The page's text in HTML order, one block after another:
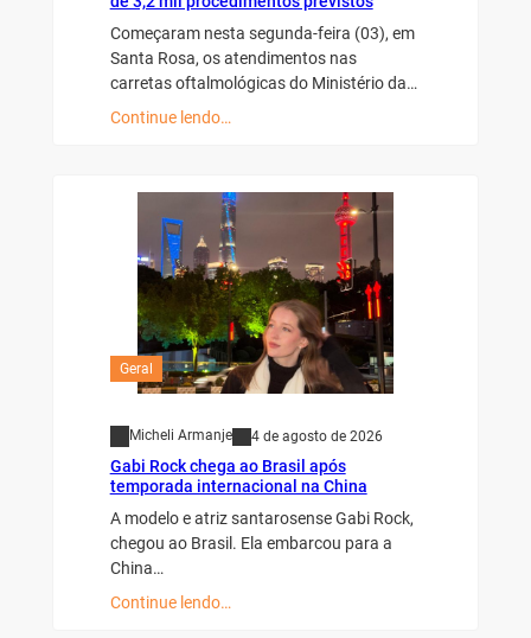
Começaram nesta segunda-feira (03), em
Santa Rosa, os atendimentos nas
carretas oftalmológicas do Ministério da…
Continue lendo…
Geral
Micheli Armanje 4 de agosto de 2026
Gabi Rock chega ao Brasil após
temporada internacional na China
A modelo e atriz santarosense Gabi Rock,
chegou ao Brasil. Ela embarcou para a
China…
Continue lendo…